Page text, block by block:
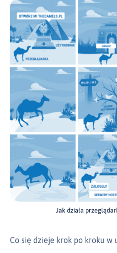
Jak działa
Co się dzieje krok po kroku w